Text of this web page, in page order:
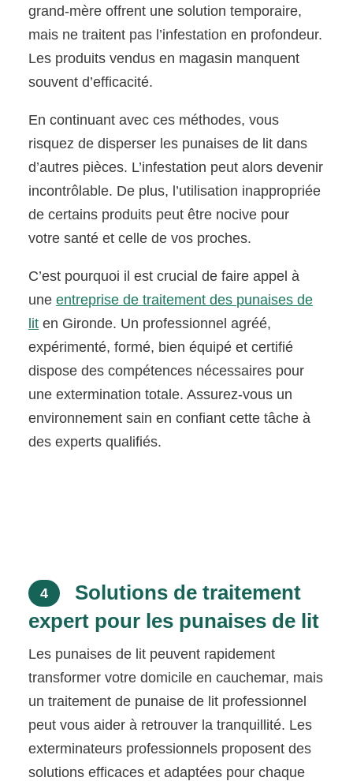
grand-mère offrent une solution temporaire,
mais ne traitent pas l’infestation en profondeur.
Les produits vendus en magasin manquent
souvent d’efficacité.
En continuant avec ces méthodes, vous
risquez de disperser les punaises de lit dans
d’autres pièces. L’infestation peut alors devenir
incontrôlable. De plus, l’utilisation inappropriée
de certains produits peut être nocive pour
votre santé et celle de vos proches.
C’est pourquoi il est crucial de faire appel à
uneentreprise de traitement des punaises de
lit en Gironde. Un professionnel agréé,
expérimenté, formé, bien équipé et certifié
dispose des compétences nécessaires pour
une extermination totale. Assurez-vous un
environnement sain en confiant cette tâche à
des experts qualifiés.
4
Solutions de traitement
expert pour les punaises de lit
Les punaises de lit peuvent rapidement
transformer votre domicile en cauchemar, mais
un traitement de punaise de lit professionnel
peut vous aider à retrouver la tranquillité. Les
exterminateurs professionnels proposent des
solutions efficaces et adaptées pour chaque